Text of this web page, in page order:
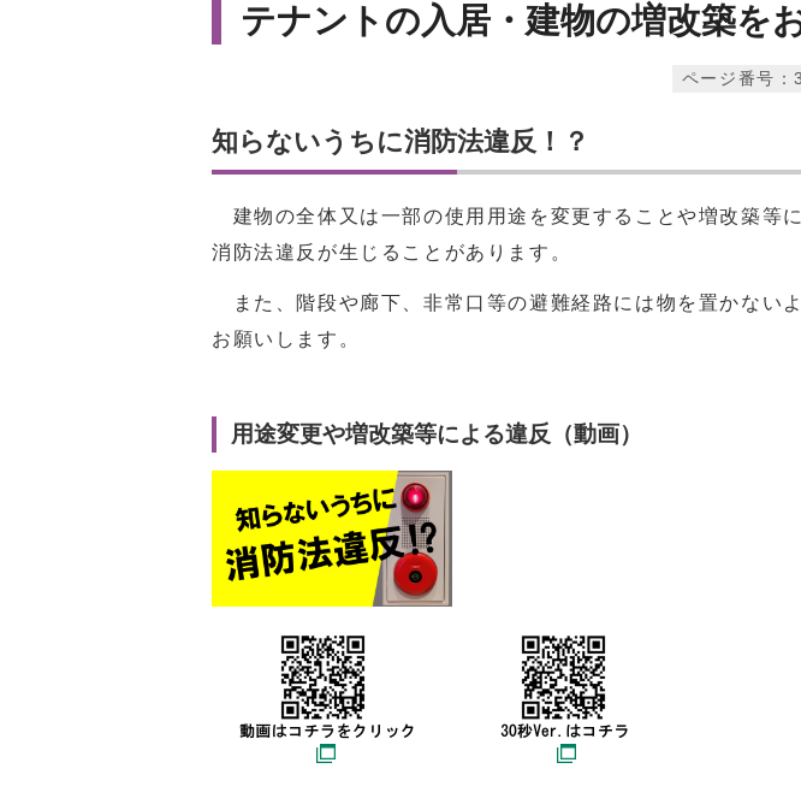
テナントの入居・建物の増改築を
ページ番号：
知らないうちに消防法違反！？
建物の全体又は一部の使用用途を変更することや増改築等
消防法違反が生じることがあります。
また、階段や廊下、非常口等の避難経路には物を置かない
お願いします。
用途変更や増改築等による違反（動画）